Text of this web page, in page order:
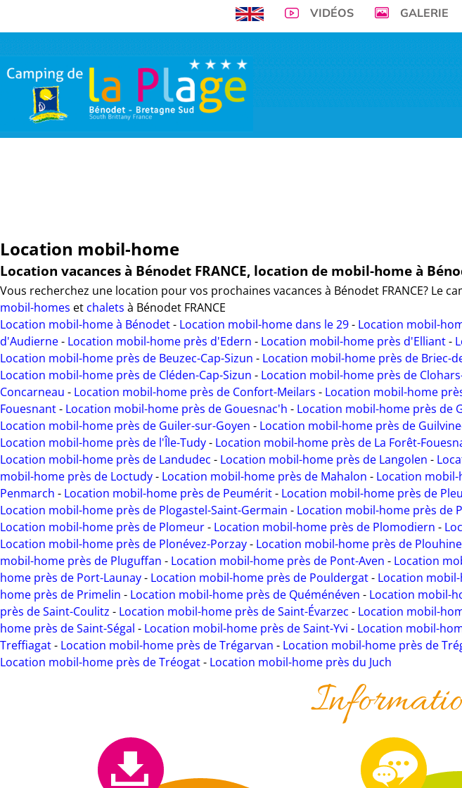
VIDÉOS GALERIE
vous offre
Location mobil-home
Location vacances à Bénodet FRANCE, location de mobil-home à
Vous recherchez une location pour vos prochaines vacances à Bénodet FRANCE? Le
mobil-homes et chalets à Bénodet FRANCE
Location mobil-home à Bénodet- Location mobil-home dans le 29- Location mobil-
d'Audierne- Location mobil-home près d'Edern - Location mobil-home près d'Elliant-
Location mobil-home près de Beuzec-Cap-Sizun - Location mobil-home près de Briec-
Location mobil-home près de Cléden-Cap-Sizun - Location mobil-home près de
Concarneau - Location mobil-home près de Confort-Meilars - Location mobil-home
Fouesnant- Location mobil-home près de Gouesnac'h - Location mobil-home près de
Location mobil-home près de Guiler-sur-Goyen - Location mobil-home près de
Location mobil-home près de l'Île-Tudy- Location mobil-home près de La Forêt-
Location mobil-home près de Landudec - Location mobil-home près de Langolen -
mobil-home près de Loctudy- Location mobil-home près de Mahalon - Location
Penmarch - Location mobil-home près de Peumérit- Location mobil-home près de
Location mobil-home près de Plogastel-Saint-Germain - Location mobil-home près de
Location mobil-home près de Plomeur- Location mobil-home près de Plomodiern -
Location mobil-home près de Plonévez-Porzay- Location mobil-home près de
mobil-home près de Pluguffan - Location mobil-home près de Pont-Aven - Location
home près de Port-Launay- Location mobil-home près de Pouldergat- Location
home près de Primelin - Location mobil-home près de Quéménéven - Location mobil-
près de Saint-Coulitz - Location mobil-home près de Saint-Évarzec - Location mobil-
home près de Saint-Ségal - Location mobil-home près de Saint-Yvi - Location mobil-
Treffiagat- Location mobil-home près de Trégarvan - Location mobil-home près de
Location mobil-home près de Tréogat- Location mobil-home près du Juch